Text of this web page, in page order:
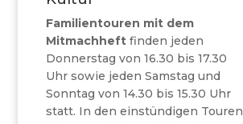
Familientouren mit dem
Mitmachheft finden jeden
Donnerstag von 16.30 bis 17.30
Uhr sowie jeden Samstag und
Sonntag von 14.30 bis 15.30 Uhr
statt. In den einstündigen Touren